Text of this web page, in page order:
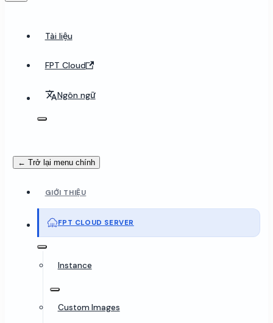
Tài liệu
FPT Cloud
Ngôn ngữ
← Trở lại menu chính
GIỚI THIỆU
FPT CLOUD SERVER
Instance
Custom Images